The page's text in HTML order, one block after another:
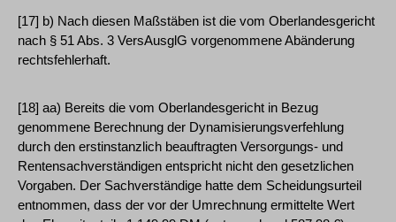
[17] b) Nach diesen Maßstäben ist die vom Oberlandesgericht
nach § 51 Abs. 3 VersAusglG vorgenommene Abänderung
rechtsfehlerhaft.
[18] aa) Bereits die vom Oberlandesgericht in Bezug
genommene Berechnung der Dynamisierungsverfehlung
durch den erstinstanzlich beauftragten Versorgungs- und
Rentensachverständigen entspricht nicht den gesetzlichen
Vorgaben. Der Sachverständige hatte dem Scheidungsurteil
entnommen, dass der vor der Umrechnung ermittelte Wert